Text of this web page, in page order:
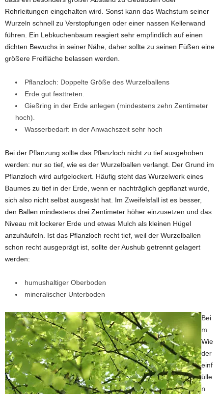
Rohrleitungen eingehalten wird. Sonst kann das Wachstum seiner
Wurzeln schnell zu Verstopfungen oder einer nassen Kellerwand
führen. Ein Lebkuchenbaum reagiert sehr empfindlich auf einen
dichten Bewuchs in seiner Nähe, daher sollte zu seinen Füßen eine
größere Freifläche belassen werden.
Pflanzloch: Doppelte Größe des Wurzelballens
Erde gut festtreten.
Gießring in der Erde anlegen (mindestens zehn Zentimeter
hoch).
Wasserbedarf: in der Anwachszeit sehr hoch
Bei der Pflanzung sollte das Pflanzloch nicht zu tief ausgehoben
werden: nur so tief, wie es der Wurzelballen verlangt. Der Grund im
Pflanzloch wird aufgelockert. Häufig steht das Wurzelwerk eines
Baumes zu tief in der Erde, wenn er nachträglich gepflanzt wurde,
sich also nicht selbst ausgesät hat. Im Zweifelsfall ist es besser,
den Ballen mindestens drei Zentimeter höher einzusetzen und das
Niveau mit lockerer Erde und etwas Mulch als kleinen Hügel
anzuhäufeln. Ist das Pflanzloch recht tief, weil der Wurzelballen
schon recht ausgeprägt ist, sollte der Aushub getrennt gelagert
werden:
humushaltiger Oberboden
mineralischer Unterboden
Bei
m
Wie
der
einf
ülle
n